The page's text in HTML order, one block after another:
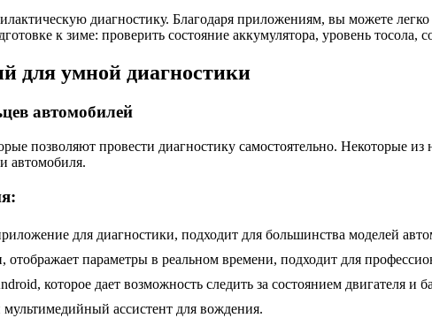
диагностику. Благодаря приложениям, вы можете
к зиме: проверить состояние аккумулятора, уровень тосола,
для умной диагностики
автомобилей
позволяют провести диагностику самостоятельно. Некоторые из
автомобиля.
для диагностики, подходит для большинства моделей
параметры в реальном времени, подходит для
которое дает возможность следить за состоянием двигателя и
ассистент для вождения.